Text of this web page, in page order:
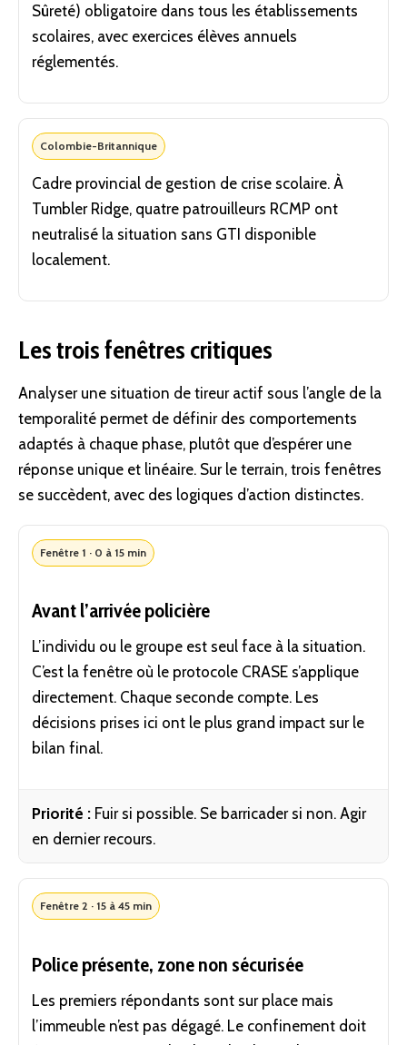
Sûreté) obligatoire dans tous les établissements
scolaires, avec exercices élèves annuels
réglementés.
Colombie-Britannique
Cadre provincial de gestion de crise scolaire. À
Tumbler Ridge, quatre patrouilleurs RCMP ont
neutralisé la situation sans GTI disponible
localement.
Les trois fenêtres critiques
Analyser une situation de tireur actif sous l’angle de la
temporalité permet de définir des comportements
adaptés à chaque phase, plutôt que d’espérer une
réponse unique et linéaire. Sur le terrain, trois fenêtres
se succèdent, avec des logiques d’action distinctes.
Fenêtre 1 · 0 à 15 min
Avant l’arrivée policière
L’individu ou le groupe est seul face à la situation.
C’est la fenêtre où le protocole CRASE s’applique
directement. Chaque seconde compte. Les
décisions prises ici ont le plus grand impact sur le
bilan final.
Priorité : Fuir si possible. Se barricader si non. Agir
en dernier recours.
Fenêtre 2 · 15 à 45 min
Police présente, zone non sécurisée
Les premiers répondants sont sur place mais
l’immeuble n’est pas dégagé. Le confinement doit